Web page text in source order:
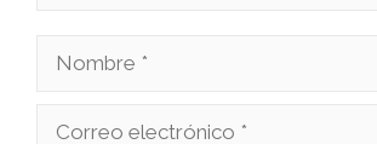
Nombre
Correo